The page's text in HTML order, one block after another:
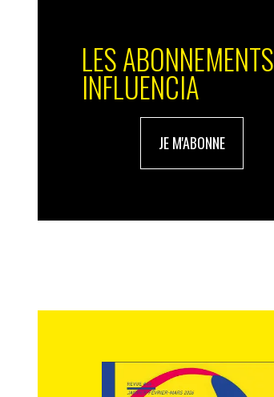
LES ABONNEMENTS
INFLUENCIA
JE M'ABONNE